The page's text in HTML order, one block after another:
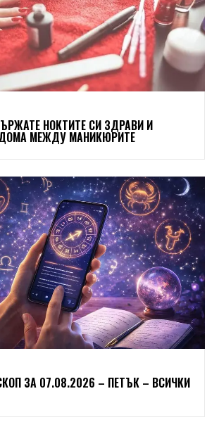
НОКТИТЕ СИ ЗДРАВИ И
МЕЖДУ МАНИКЮРИТЕ
ЗА 07.08.2026 – ПЕТЪК – ВСИЧКИ